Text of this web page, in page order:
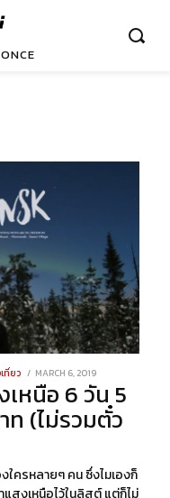
ที่ยว
POSTED
ON
MARCH 6, 2019
23,
2021
เหนือ 6 วัน 5
ท (ไม่รวมตั๋ว
ครหลายๆ คน ซึ่งไมเองก็
สงเหนือไว้ในลิสต์ แต่ก็ไม่